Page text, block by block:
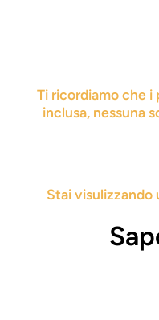
Ti ricordiamo che i
inclusa, nessuna
Stai